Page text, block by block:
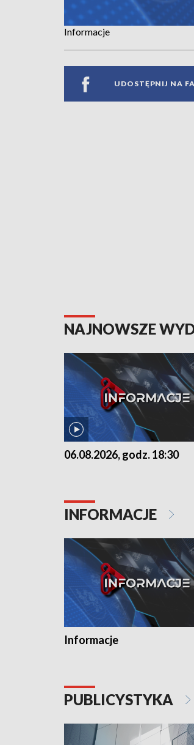
Informacje
UDOSTĘPNIJ NA
NAJNOWSZE
06.08.2026, godz. 18:30
INFORMACJE
Informacje
PUBLICYSTYKA